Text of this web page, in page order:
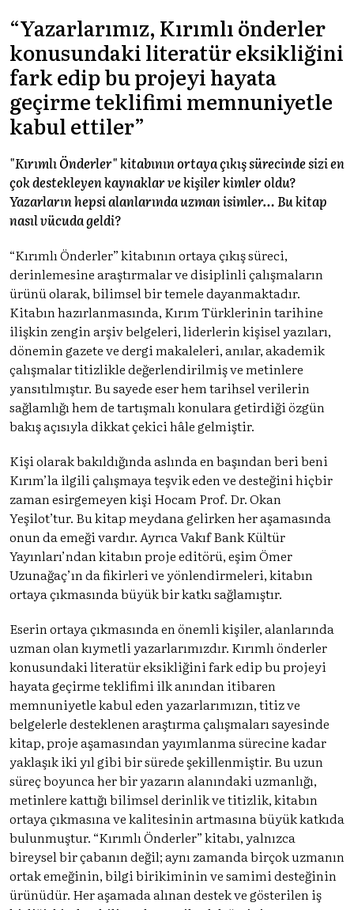
“Yazarlarımız, Kırımlı önderler
konusundaki literatür eksikliğini
fark edip bu projeyi hayata
geçirme teklifimi memnuniyetle
kabul ettiler”
"Kırımlı Önderler" kitabının ortaya çıkış sürecinde sizi en
çok destekleyen kaynaklar ve kişiler kimler oldu?
Yazarların hepsi alanlarında uzman isimler… Bu kitap
nasıl vücuda geldi?
“Kırımlı Önderler” kitabının ortaya çıkış süreci,
derinlemesine araştırmalar ve disiplinli çalışmaların
ürünü olarak, bilimsel bir temele dayanmaktadır.
Kitabın hazırlanmasında, Kırım Türklerinin tarihine
ilişkin zengin arşiv belgeleri, liderlerin kişisel yazıları,
dönemin gazete ve dergi makaleleri, anılar, akademik
çalışmalar titizlikle değerlendirilmiş ve metinlere
yansıtılmıştır. Bu sayede eser hem tarihsel verilerin
sağlamlığı hem de tartışmalı konulara getirdiği özgün
bakış açısıyla dikkat çekici hâle gelmiştir.
Kişi olarak bakıldığında aslında en başından beri beni
Kırım’la ilgili çalışmaya teşvik eden ve desteğini hiçbir
zaman esirgemeyen kişi Hocam Prof. Dr. Okan
Yeşilot’tur. Bu kitap meydana gelirken her aşamasında
onun da emeği vardır. Ayrıca Vakıf Bank Kültür
Yayınları’ndan kitabın proje editörü, eşim Ömer
Uzunağaç’ın da fikirleri ve yönlendirmeleri, kitabın
ortaya çıkmasında büyük bir katkı sağlamıştır.
Eserin ortaya çıkmasında en önemli kişiler, alanlarında
uzman olan kıymetli yazarlarımızdır. Kırımlı önderler
konusundaki literatür eksikliğini fark edip bu projeyi
hayata geçirme teklifimi ilk anından itibaren
memnuniyetle kabul eden yazarlarımızın, titiz ve
belgelerle desteklenen araştırma çalışmaları sayesinde
kitap, proje aşamasından yayımlanma sürecine kadar
yaklaşık iki yıl gibi bir sürede şekillenmiştir. Bu uzun
süreç boyunca her bir yazarın alanındaki uzmanlığı,
metinlere kattığı bilimsel derinlik ve titizlik, kitabın
ortaya çıkmasına ve kalitesinin artmasına büyük katkıda
bulunmuştur. “Kırımlı Önderler” kitabı, yalnızca
bireysel bir çabanın değil; aynı zamanda birçok uzmanın
ortak emeğinin, bilgi birikiminin ve samimi desteğinin
ürünüdür. Her aşamada alınan destek ve gösterilen iş